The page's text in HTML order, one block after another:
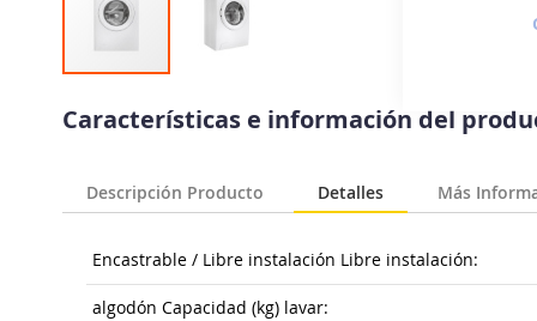
al
comienzo
galería
imágenes
Características e información del
Descripción Producto Detalles
Encastrable / Libre instalación Libre instalación:
algodón Capacidad (kg) lavar:
Más